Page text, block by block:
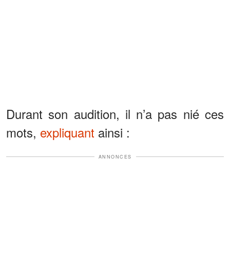
Durant son audition, il n’a pas nié ces
mots, expliquant ainsi :
ANNONCES